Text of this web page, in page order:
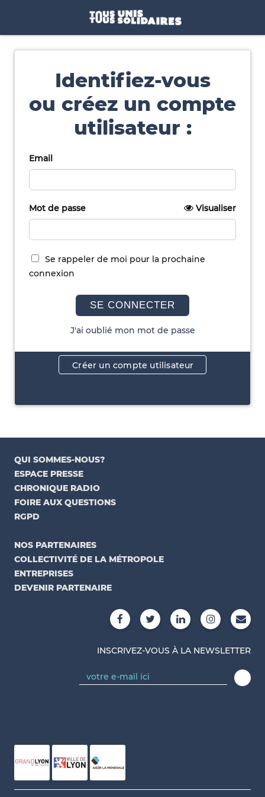
Identifiez-vous
ou créez un compte
utilisateur :
Email
Mot de passe Visualiser
Se rappeler de moi pour la prochaine
connexion
SE CONNECTER
J'ai oublié mon mot de passe
Créer un compte utilisateur
QUI SOMMES-NOUS?
ESPACE PRESSE
CHRONIQUE RADIO
FOIRE AUX QUESTIONS
RGPD
NOS PARTENAIRES
COLLECTIVITÉ DE LA MÉTROPOLE
ENTREPRISES
DEVENIR PARTENAIRE
INSCRIVEZ-VOUS À LA NEWSLETTER